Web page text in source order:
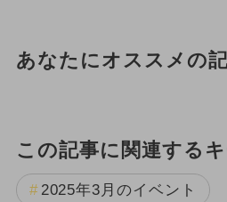
あなたにオススメの
この記事に関連する
2025年3月のイベント